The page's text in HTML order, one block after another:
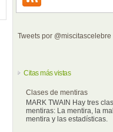
Tweets por @miscitascelebre
Citas más vistas
Clases de mentiras
MARK TWAIN Hay tres
mentiras: La mentira, la
mentira y las estadísticas.